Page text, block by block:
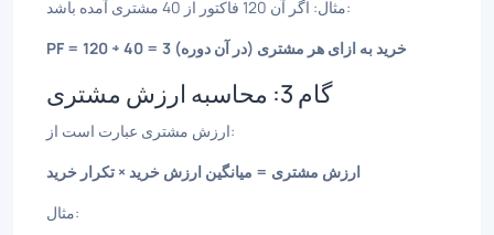
مثال: اگر آن 120 فاکتور از 40 مشتری آمده باشد:
PF = 120 ÷ 40 = 3 خرید به ازای هر مشتری (در آن دوره)
گام 3: محاسبه ارزش مشتری
ارزش مشتری عبارت است از:
ارزش مشتری = میانگین ارزش خرید × تکرار خرید
مثال: